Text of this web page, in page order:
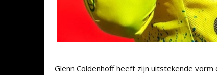
Glenn Coldenhoff heeft zijn uitstekende